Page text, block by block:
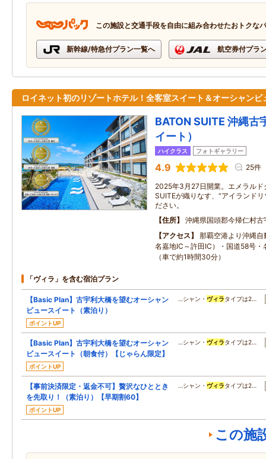
この施設と交通手段を自由に組み合わせたおトクな
新幹線/特急付プラン一覧へ 航空券付プラ
ロイネット初のリゾートホテル！全客室スイート＆オーシャンビ
BATON SUITE 沖縄古
イート）
ハイクラス フォトギャラリー
4.9 25件
2025年3月27日開業。エメラル
SUITEが織りなす、“アイランド
ださい。
住所
沖縄県国頭郡今帰仁村
アクセス
那覇空港より沖縄
名嘉地IC～許田IC）・国道58号・
（車で約1時間30分）
「ヴィラ」を含む宿泊プラン
【Basic Plan】古宇利大橋を望むオーシャン
ビュースイート（素泊り）
ポイントUP
…シャン・ ヴィラタイプは2…
【Basic Plan】古宇利大橋を望むオーシャン
ビュースイート（朝食付）【じゃらん限定】
ポイントUP
…シャン・ ヴィラタイプは2…
【事前決済限定・返金不可】贅沢なひととき
を先取り！（素泊り）【早期割60】
ポイントUP
…シャン・ ヴィラタイプは2…
この施